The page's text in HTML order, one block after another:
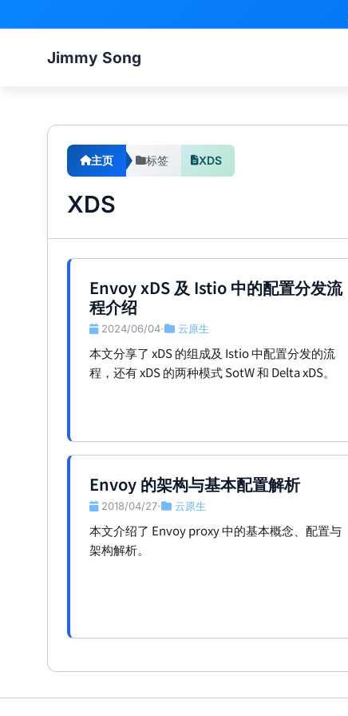
Jimmy Song
主页 标签 XDS
XDS
Envoy xDS 及 Istio 中的配置分发流
程介绍
2024/06/04• 云原生
本文分享了 xDS 的组成及 Istio 中配置分发的流
程，还有 xDS 的两种模式 SotW 和 Delta xDS。
Envoy 的架构与基本配置解析
2018/04/27• 云原生
本文介绍了 Envoy proxy 中的基本概念、配置与
架构解析。